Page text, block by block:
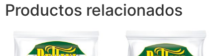
Productos relacionados